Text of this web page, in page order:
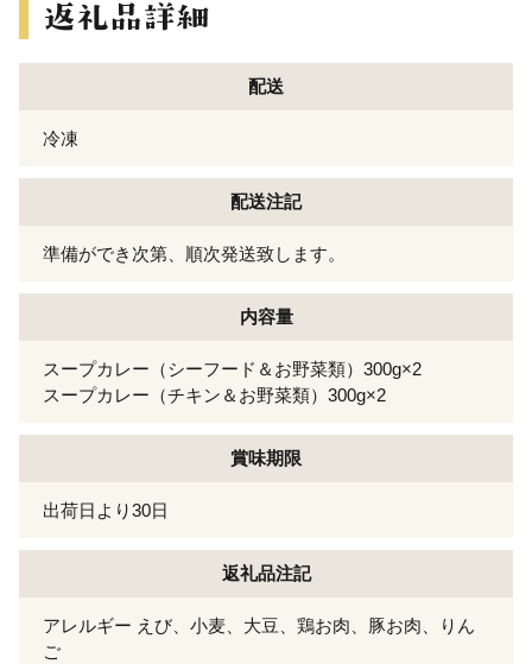
配送
冷凍
配送注記
準備ができ次第、順次発送致します。
内容量
スープカレー（シーフード＆お野菜類）300g×2
スープカレー（チキン＆お野菜類）300g×2
賞味期限
出荷日より30日
返礼品注記
アレルギー えび、小麦、大豆、鶏お肉、豚お肉、りん
ご